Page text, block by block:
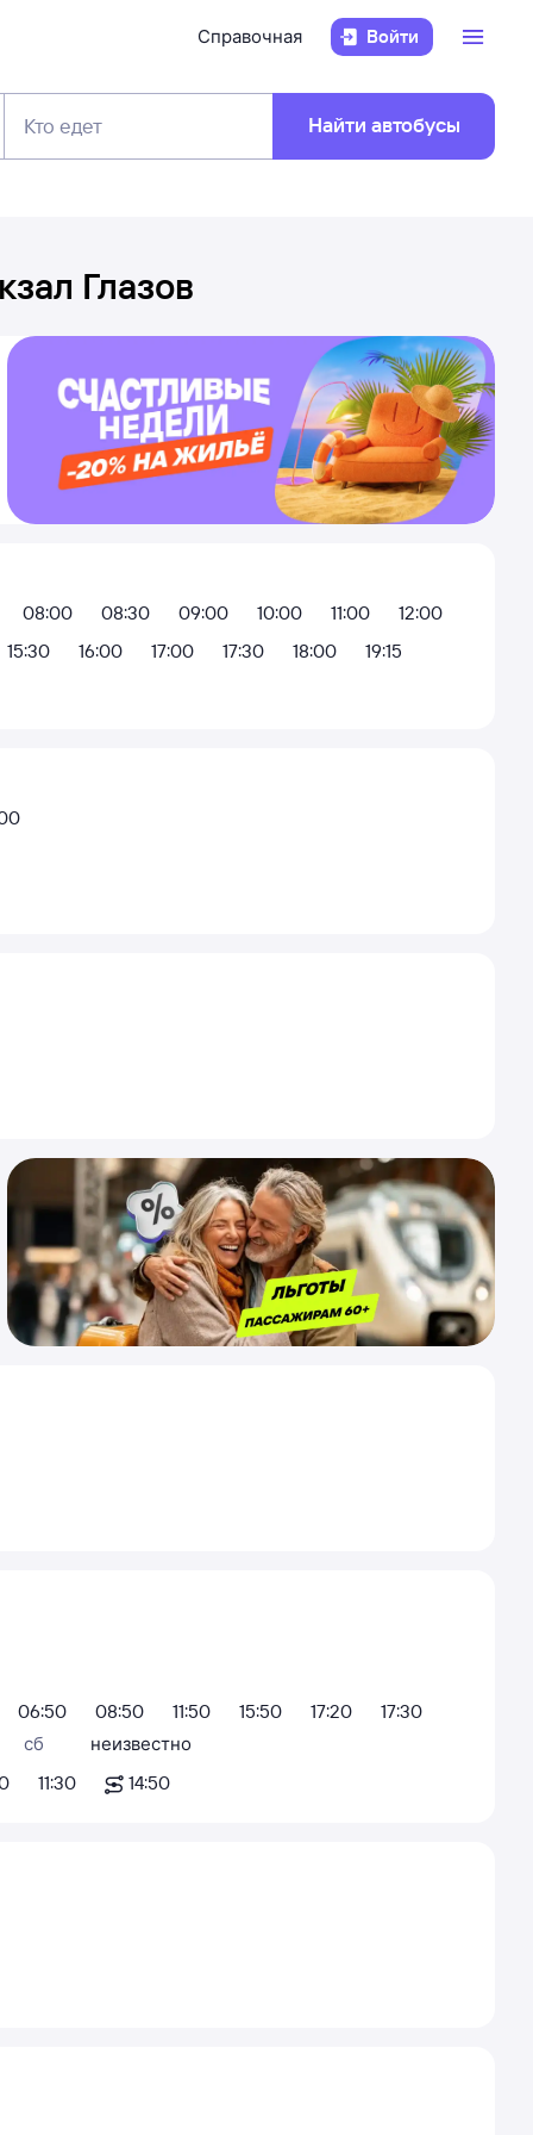
Справочная Войти
Кто едет Найти автобусы
Глазов
08:00 08:30 09:00 10:00 11:00
12:00
15:30 16:00 17:00 17:30 18:00 19:15
06:50 08:50 11:50 15:50 17:20
17:30
сб
11:30
неизвестно
14:50